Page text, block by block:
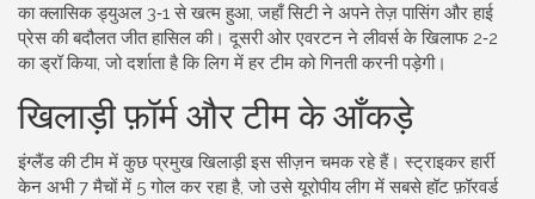
का क्लासिक ड्युअल 3‑1 से खत्म हुआ, जहाँ सिटी ने अपने तेज़ पासिंग और हाई
प्रेस की बदौलत जीत हासिल की। दूसरी ओर एवरटन ने लीवर्स के खिलाफ 2‑2
का ड्रॉ किया, जो दर्शाता है कि लिग में हर टीम को गिनती करनी पड़ेगी।
खिलाड़ी फ़ॉर्म और टीम के आँकड़े
इंग्लैंड की टीम में कुछ प्रमुख खिलाड़ी इस सीज़न चमक रहे हैं। स्ट्राइकर हार्री
केन अभी 7 मैचों में 5 गोल कर रहा है, जो उसे यूरोपीय लीग में सबसे हॉट फ़ॉरवर्ड